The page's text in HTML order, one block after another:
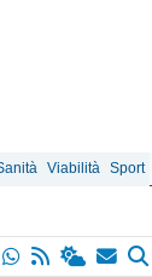
Viabilità Sport